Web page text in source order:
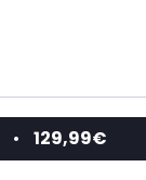
• 129,99€